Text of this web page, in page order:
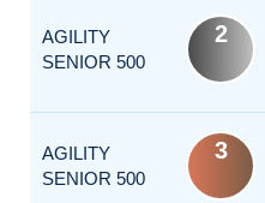
AGILITY
SENIOR 500
2
AGILITY
SENIOR 500
3